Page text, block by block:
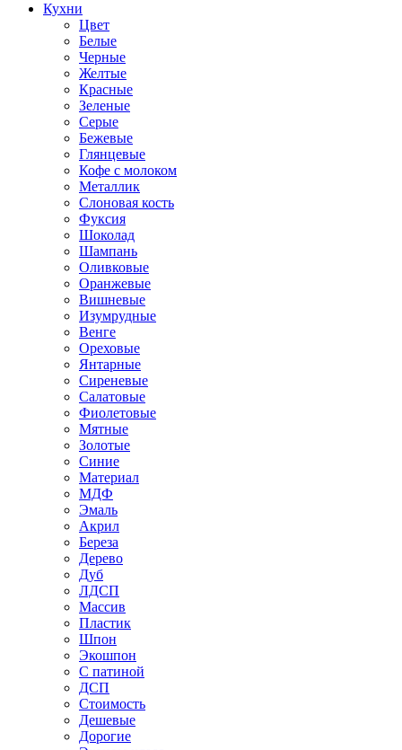
Кухни
Цвет
Белые
Черные
Желтые
Красные
Зеленые
Серые
Бежевые
Глянцевые
Кофе с молоком
Металлик
Слоновая кость
Фуксия
Шоколад
Шампань
Оливковые
Оранжевые
Вишневые
Изумрудные
Венге
Ореховые
Янтарные
Сиреневые
Салатовые
Фиолетовые
Мятные
Золотые
Синие
Материал
МДФ
Эмаль
Акрил
Береза
Дерево
Дуб
ЛДСП
Массив
Пластик
Шпон
Экошпон
С патиной
ДСП
Стоимость
Дешевые
Дорогие